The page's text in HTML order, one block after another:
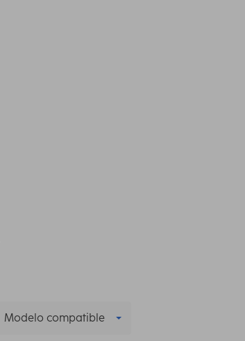
Modelo compatible